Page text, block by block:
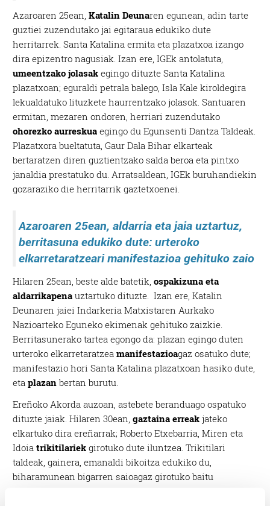
Azaroaren 25ean,Katalin Deunaren egunean, adin tarte
guztiei zuzendutako jai egitaraua edukiko dute
herritarrek. Santa Katalina ermita eta plazatxoa izango
dira epizentro nagusiak. Izan ere, IGEk antolatuta,
umeentzako jolasak egingo dituzte Santa Katalina
plazatxoan; eguraldi petrala balego, Isla Kale kiroldegira
lekualdatuko lituzkete haurrentzako jolasok.Santuaren
ermitan, mezaren ondoren, herriari zuzendutako
ohorezko aurreskua egingo du Egunsenti Dantza Taldeak.
Plazatxora bueltatuta, Gaur Dala Bihar elkarteak
bertaratzen diren guztientzako salda beroa eta pintxo
janaldia prestatuko du. Arratsaldean, IGEk buruhandiekin
gozaraziko die herritarrik gaztetxoenei.
Azaroaren 25ean, aldarria eta jaia uztartuz,
berritasuna edukiko dute: urteroko
elkarretaratzeari manifestazioa gehituko zaio
Hilaren 25ean, beste alde batetik,ospakizuna eta
aldarrikapena uztartuko dituzte. Izan ere, Katalin
Deunaren jaiei Indarkeria Matxistaren Aurkako
Nazioarteko Eguneko ekimenak gehituko zaizkie.
Berritasunerako tartea egongo da: plazan egingo duten
urteroko elkarretaratzeamanifestazioagaz osatuko dute;
manifestazio hori Santa Katalina plazatxoan hasiko dute,
etaplazan bertan burutu.
Ereñoko Akorda auzoan, astebete beranduago ospatuko
dituzte jaiak. Hilaren 30ean,gaztaina erreak jateko
elkartuko dira ereñarrak; Roberto Etxebarria, Miren eta
Idoiatrikitilariek girotuko dute iluntzea. Trikitilari
taldeak, gainera, emanaldi bikoitza edukiko du,
biharamunean bigarren saioagaz girotuko baitu